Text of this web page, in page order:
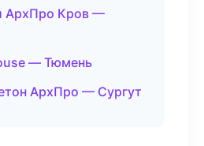
АрхПро Кров —
— Тюмень
АрхПро — Сургут